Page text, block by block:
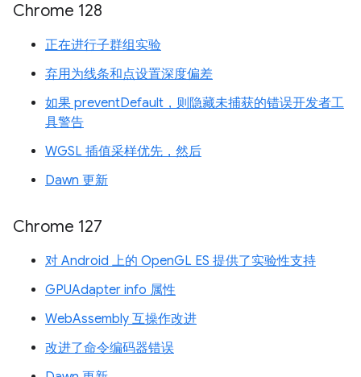
Chrome 128
正在进行子群组实验
弃用为线条和点设置深度偏差
如果 preventDefault，则隐藏未捕获的错误开发者工
具警告
WGSL 插值采样优先，然后
Dawn 更新
Chrome 127
对 Android 上的 OpenGL ES 提供了实验性支持
GPUAdapter info 属性
WebAssembly 互操作改进
改进了命令编码器错误